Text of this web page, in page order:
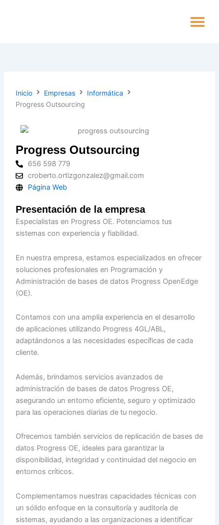
Inicio Empresas
Informática
Progress Outsourcing
Progress Outsourcing
656 598 779
croberto.ortizgonzalez@gmail.com
Página Web
Presentación de la empresa
Especialistas en Progress OE. Potenciamos tus
sistemas con experiencia y fiabilidad.
En nuestra empresa, estamos especializados en ofrecer
soluciones profesionales en Programación y
Administración de bases de datos Progress OpenEdge
(OE).
Contamos con una amplia experiencia en el desarrollo
de aplicaciones utilizando Progress 4GL/ABL,
adaptándonos a las necesidades específicas de cada
cliente.
Además, brindamos servicios avanzados de
administración de bases de datos Progress OE,
asegurando un entorno eficiente, seguro y optimizado
para las operaciones diarias de tu negocio.
Ofrecemos también servicios de replicación de bases de
datos Progress OE, ideales para garantizar la
disponibilidad, integridad y continuidad del negocio en
entornos críticos.
Complementamos nuestras capacidades técnicas con
un sólido enfoque en la consultoría y auditoría de
sistemas, ayudando a las organizaciones a identificar